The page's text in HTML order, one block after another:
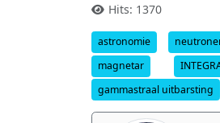
Hits: 1370
astronomie
magnetar
gammastraal uitbarsting